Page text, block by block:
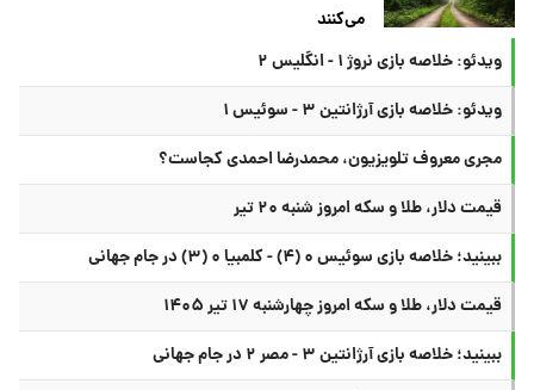
می‌کنند
ویدئو: خلاصه بازی نروژ ۱ - انگلیس ۲
ویدئو: خلاصه بازی آرژانتین ۳ - سوئیس ۱
مجری معروف تلویزیون، محمدرضا احمدی کجاست؟
قیمت دلار، طلا و سکه امروز شنبه ۲۰ تیر
ببینید؛ خلاصه بازی سوئیس ۰ (۴) - کلمبیا ۰ (۳) در جام جهانی
قیمت دلار، طلا و سکه امروز چهارشنبه ۱۷ تیر ۱۴۰۵
ببینید؛ خلاصه بازی آرژانتین ۳ - مصر ۲ در جام جهانی